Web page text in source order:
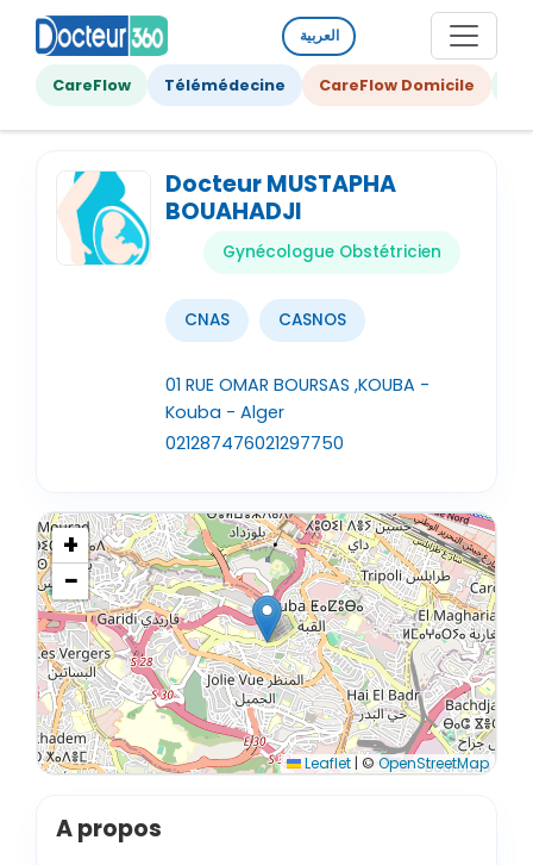
العربية
CareFlow Télémédecine CareFlow Domicile
Docteur MUSTAPHA
BOUAHADJI
Gynécologue Obstétricien
CNAS CASNOS
01 RUE OMAR BOURSAS ,KOUBA -
Kouba - Alger
021287476021297750
+
−
Leaflet | © OpenStreetMap
A propos